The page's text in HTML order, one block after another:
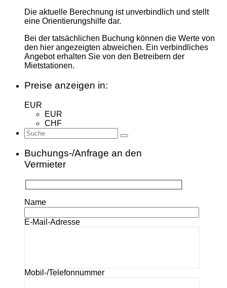
Die aktuelle Berechnung ist unverbindlich und stellt
eine Orientierungshilfe dar.
Bei der tatsächlichen Buchung können die Werte von
den hier angezeigten abweichen. Ein verbindliches
Angebot erhalten Sie von den Betreibern der
Mietstationen.
Preise anzeigen in:
EUR
EUR
CHF
Buchungs-/Anfrage an den
Vermieter
Name
E-Mail-Adresse
Mobil-/Telefonnummer